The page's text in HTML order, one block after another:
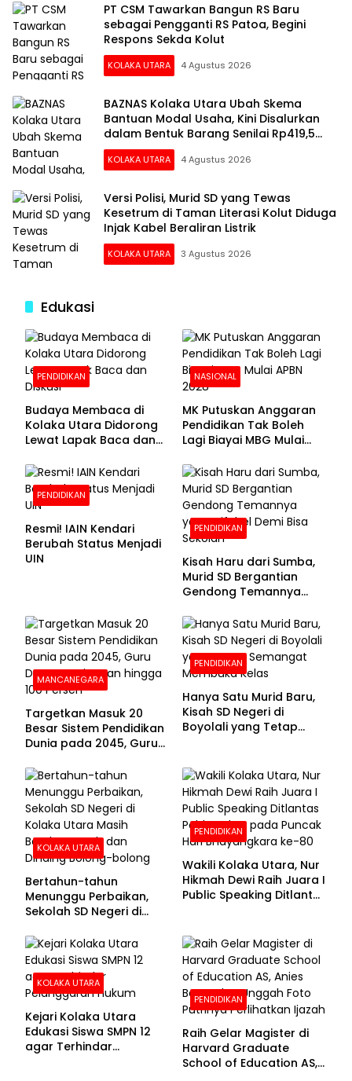
PT CSM Tawarkan Bangun RS Baru
sebagai Pengganti RS Patoa, Begini
Respons Sekda Kolut
KOLAKA UTARA 4 Agustus 2026
BAZNAS Kolaka Utara Ubah Skema
Bantuan Modal Usaha, Kini Disalurkan
dalam Bentuk Barang Senilai Rp419,5
Juta
KOLAKA UTARA 4 Agustus 2026
Versi Polisi, Murid SD yang Tewas
Kesetrum di Taman Literasi Kolut Diduga
Injak Kabel Beraliran Listrik
KOLAKA UTARA 3 Agustus 2026
Edukasi
PENDIDIKAN
Budaya Membaca di
Kolaka Utara Didorong
Lewat Lapak Baca dan
NASIONAL
MK Putuskan Anggaran
Pendidikan Tak Boleh
Lagi Biayai MBG Mulai
PENDIDIKAN
Resmi! IAIN Kendari
Berubah Status Menjadi
UIN
PENDIDIKAN
Kisah Haru dari Sumba,
Murid SD Bergantian
Gendong Temannya
Sekolah
MANCANEGARA
Targetkan Masuk 20
Besar Sistem Pendidikan
Dunia pada 2045, Guru
100 Persen
PENDIDIKAN
Hanya Satu Murid Baru,
Kisah SD Negeri di
Boyolali yang Tetap
KOLAKA UTARA
Bertahun-tahun
Menunggu Perbaikan,
Sekolah SD Negeri di
Beralas Tanah dan
Dinding Bolong-bolong
PENDIDIKAN
Wakili Kolaka Utara, Nur
Hikmah Dewi Raih Juara I
Public Speaking Ditlantas
Bhayangkara ke-80
KOLAKA UTARA
Kejari Kolaka Utara
Edukasi Siswa SMPN 12
agar Terhindar
PENDIDIKAN
Raih Gelar Magister di
Harvard Graduate
School of Education AS,